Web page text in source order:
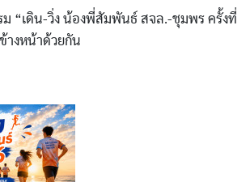
“เดิน-วิ่ง น้องพี่สัมพันธ์ สจล.-ชุมพร ครั้งที่
างหน้าด้วยกัน